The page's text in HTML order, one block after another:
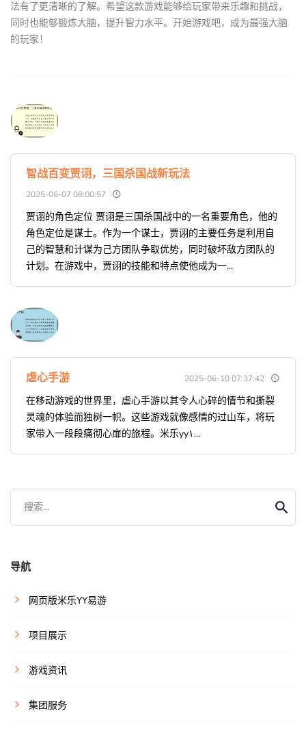
法有了更清晰的了解。希望这款游戏能够给玩家带来乐趣和挑战，
同时也能够锻炼大脑，提升智力水平。开始游戏吧，成为最强大脑
的玩家！
智战百变贾诩，三国杀国战新玩法
2025-06-07 08:00:57
贾诩的角色定位 贾诩是三国杀国战中的一名重要角色，他的
角色定位是谋士。作为一个谋士，贾诩的主要任务是利用自
己的智慧和计谋为己方团队争取优势，同时破坏敌方团队的
计划。在游戏中，贾诩的技能和特点使他成为一...
虐心手游 2025-06-10 07:37:42
在移动游戏的世界里，虐心手游以其令人心碎的情节和撕裂
灵魂的体验而独树一帜。这些游戏就像感情的过山车，将玩
家带入一段段痛彻心扉的旅程。米乐yy١...
搜索...
导航
网页版米乐YY易游
项目展示
游戏资讯
集团服务